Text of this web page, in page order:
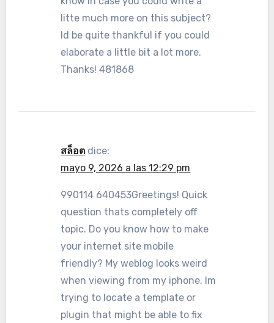
litte much more on this subject?
Id be quite thankful if you could
elaborate a little bit a lot more.
Thanks! 481868
สล็อต dice:
mayo 9, 2026 a las 12:29 pm
990114 640453Greetings! Quick
question thats completely off
topic. Do you know how to make
your internet site mobile
friendly? My weblog looks weird
when viewing from my iphone. Im
trying to locate a template or
plugin that might be able to fix